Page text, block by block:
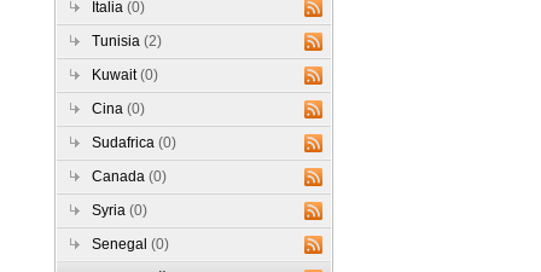
Italia(0)
Tunisia(2)
Kuwait(0)
Cina(0)
Sudafrica(0)
Canada(0)
Syria(0)
Senegal(0)